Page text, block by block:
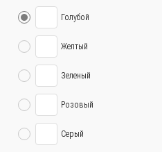
Голубой
Желтый
Зеленый
Розовый
Серый